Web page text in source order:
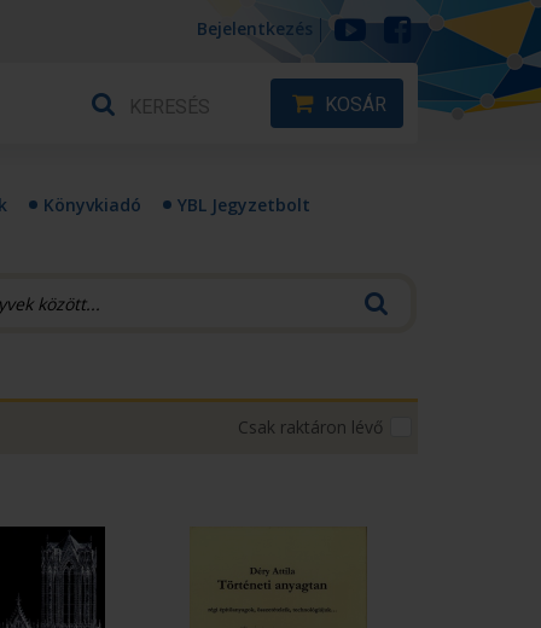
Bejelentkezés
KOSÁR
Könyvkiadó YBL Jegyzetbolt
Csak raktáron lévő